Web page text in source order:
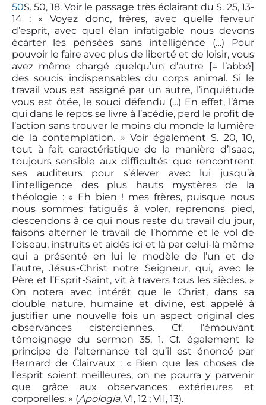
50S. 50, 18. Voir le passage très éclairant du S. 25, 13­
14 : « Voyez donc, frères, avec quelle ferveur
d’esprit, avec quel élan infatigable nous devons
écarter les pensées sans intelligence (…) Pour
pouvoir le faire avec plus de liberté et de loisir, vous
avez même chargé quelqu’un d’autre [= l’abbé]
des soucis indispensables du corps animal. Si le
travail vous est assigné par un autre, l’inquiétude
vous est ôtée, le souci défendu (…) En effet, l’âme
qui dans le repos se livre à l’acédie, perd le profit de
l’action sans trouver le moins du monde la lumière
de la contemplation. » Voir également S. 20, 10,
tout à fait caractéristique de la manière d’Isaac,
toujours sensible aux difficultés que rencontrent
ses auditeurs pour s’élever avec lui jusqu’à
l’intelligence des plus hauts mystères de la
théologie : « Eh bien ! mes frères, puisque nous
nous sommes fatigués à voler, reprenons pied,
descendons à ce qui nous reste du travail du jour,
faisons alterner le travail de l’homme et le vol de
l’oiseau, instruits et aidés ici et là par celui-là même
qui a présenté en lui le modèle de l’un et de
l’autre, Jésus-Christ notre Seigneur, qui, avec le
Père et l’Esprit-Saint, vit à travers tous les siècles. »
On notera avec intérêt que le Christ, dans sa
double nature, humaine et divine, est appelé à
justifier une nouvelle fois un aspect original des
observances cisterciennes. Cf. l’émouvant
témoignage du sermon 35, 1. Cf. également le
principe de l’alternance tel qu’il est énoncé par
Bernard de Clairvaux : « Bien que les choses de
l’esprit soient meilleures, on ne pourra y parvenir
que grâce aux observances extérieures et
corporelles. » (Apologia, VI, 12 ; VII, 13).